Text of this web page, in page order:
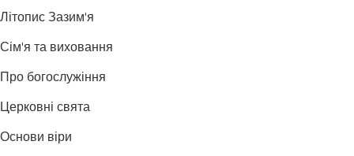
Літопис Зазим'я
Сім'я та виховання
Про богослужіння
Церковні свята
Основи віри